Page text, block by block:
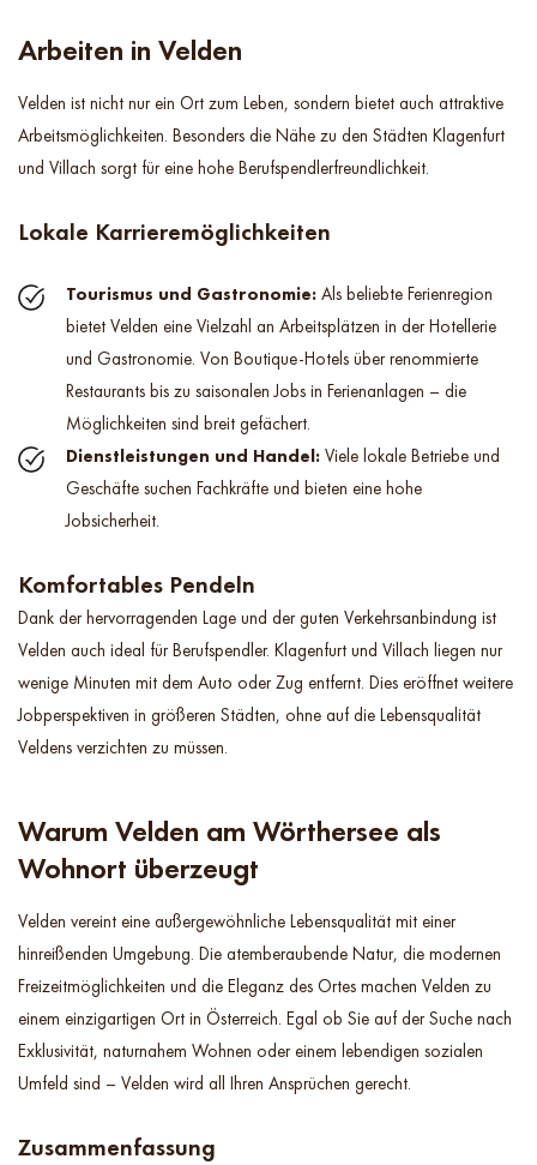
Arbeiten in Velden
Velden ist nicht nur ein Ort zum Leben, sondern bietet auch attraktive
Arbeitsmöglichkeiten. Besonders die Nähe zu den Städten Klagenfurt
und Villach sorgt für eine hohe Berufspendlerfreundlichkeit.
Lokale Karrieremöglichkeiten
Tourismus und Gastronomie: Als beliebte Ferienregion
bietet Velden eine Vielzahl an Arbeitsplätzen in der Hotellerie
und Gastronomie. Von Boutique-Hotels über renommierte
Restaurants bis zu saisonalen Jobs in Ferienanlagen – die
Möglichkeiten sind breit gefächert.
Dienstleistungen und Handel: Viele lokale Betriebe und
Geschäfte suchen Fachkräfte und bieten eine hohe
Jobsicherheit.
Komfortables Pendeln
Dank der hervorragenden Lage und der guten Verkehrsanbindung ist
Velden auch ideal für Berufspendler. Klagenfurt und Villach liegen nur
wenige Minuten mit dem Auto oder Zug entfernt. Dies eröffnet weitere
Jobperspektiven in größeren Städten, ohne auf die Lebensqualität
Veldens verzichten zu müssen.
Warum Velden am Wörthersee als
Wohnort überzeugt
Velden vereint eine außergewöhnliche Lebensqualität mit einer
hinreißenden Umgebung. Die atemberaubende Natur, die modernen
Freizeitmöglichkeiten und die Eleganz des Ortes machen Velden zu
einem einzigartigen Ort in Österreich. Egal ob Sie auf der Suche nach
Exklusivität, naturnahem Wohnen oder einem lebendigen sozialen
Umfeld sind – Velden wird all Ihren Ansprüchen gerecht.
Zusammenfassung